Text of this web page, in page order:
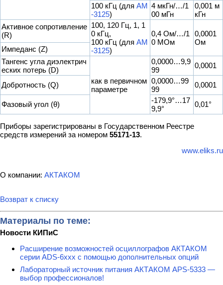
100 кГц (для АМ
-3125)
4 мкГн/…/1
00 мГн
0,001 м
кГн
Активное сопротивление
(R)
100, 120 Гц, 1, 1
0 кГц,
100 кГц (для АМ
-3125)
0,4 Ом/…/1
0 МОм
0,0001
Ом
Импеданс (Z)
Тангенс угла диэлектрич
еских потерь (D)
как в первичном
параметре
0,0000…9,9
99
0,0001
Добротность (Q)
0,0000…99
99
0,0001
Фазовый угол (θ)
-179,9°…17
9,9°
0,01°
Приборы зарегистрированы в Государственном Реестре
средств измерений за номером 55171-13.
www.eliks.ru
О компании: АКТАКОМ
Возврат к списку
Материалы по теме:
Новости КИПиС
Расширение возможностей осциллографов АКТАКОМ
серии ADS-6ххх с помощью дополнительных опций
Лабораторный источник питания АКТАКОМ APS-5333 —
выбор профессионалов!